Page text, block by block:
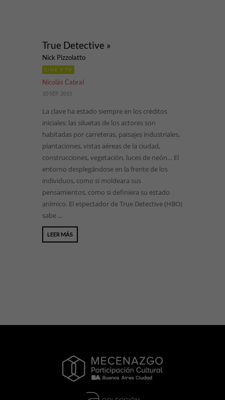
True Detective »
Nick Pizzolatto
CINE Y TV
Nicolás Cabral
10 SEP, 2015
La clave ha estado siempre en los créditos
iniciales: las siluetas de los actores son
habitadas por carreteras, paisajes industriales,
plantaciones, vistas aéreas de la ciudad,
construcciones, vegetación, luces de neón… El
entorno desplegándose en la frente de los
individuos, como si moldeara sus
pensamientos, como si definiera su estado
anímico. El espectador de True Detective (HBO)
sabe ...
LEER MÁS